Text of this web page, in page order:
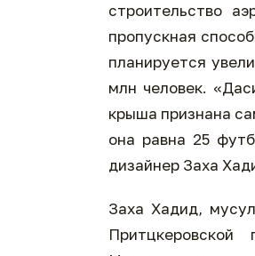
строительство
пропускная
планируется
млн человек.
крыша признана
она равна 25
дизайнер Заха
Заха Хадид,